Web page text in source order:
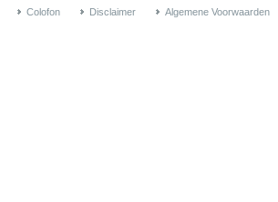
Colofon Disclaimer Algemene Voorwaarden